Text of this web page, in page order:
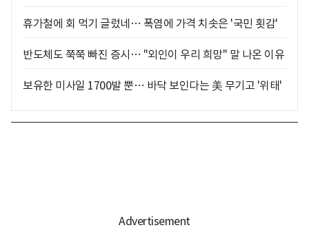
휴가철에 회 먹기 글렀네… 폭염에 가격 치솟은 '국민 횟감'
반도체도 쭉쭉 빠진 증시… "외인이 우리 희망" 말 나온 이유
보유한 미사일 1700발 뿐… 바닥 보인다는 美 무기고 '위태'